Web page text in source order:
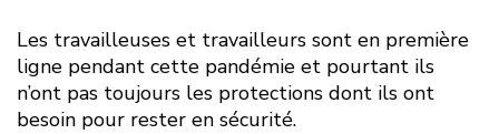
Les travailleuses et travailleurs sont en première
ligne pendant cette pandémie et pourtant ils
n’ont pas toujours les protections dont ils ont
besoin pour rester en sécurité.